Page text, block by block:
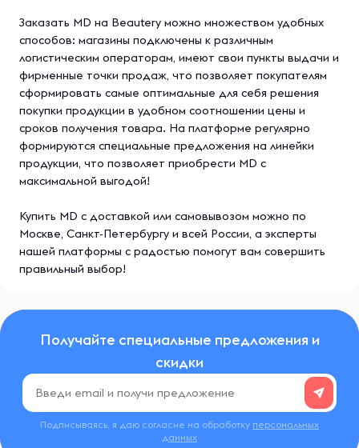
Заказать MD на Beautery можно множеством удобных
способов: магазины подключены к различным
логистическим операторам, имеют свои пункты выдачи и
фирменные точки продаж, что позволяет покупателям
сформировать самые оптимальные для себя решения
покупки продукции в удобном соотношении цены и
сроков получения товара. На платформе регулярно
формируются специальные предложения на линейки
продукции, что позволяет приобрести MD с
максимальной выгодой!
Купить MD с доставкой или самовывозом можно по
Москве, Санкт-Петербургу и всей России, а эксперты
нашей платформы с радостью помогут вам совершить
правильный выбор!
Получайте специальные предложения и
скидки
Подписываясь, я даю согласие на обработку персональных
данных